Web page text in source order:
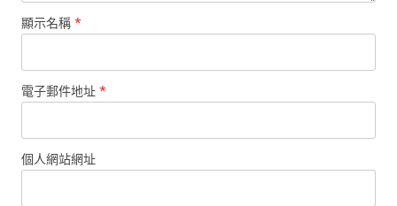
顯示名稱 *
電子郵件地址 *
個人網站網址